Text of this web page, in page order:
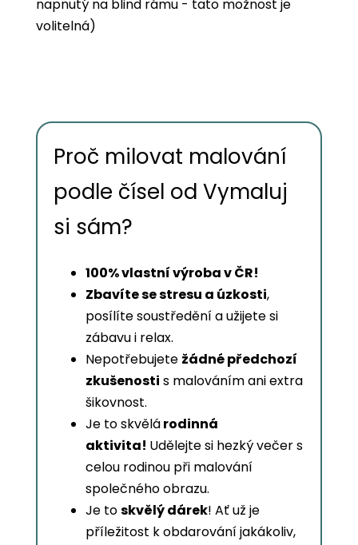
napnutý na blind rámu - tato možnost je
volitelná)
Proč milovat malování
podle čísel od Vymaluj
si sám?
100% vlastní výroba v ČR!
Zbavíte se stresu a úzkosti,
posílíte soustředění a užijete si
zábavu i relax.
Nepotřebujete žádné předchozí
zkušenosti s malováním ani extra
šikovnost.
Je to skvělárodinná
aktivita! Udělejte si hezký večer s
celou rodinou při malování
společného obrazu.
Je toskvělý dárek! Ať už je
příležitost k obdarování jakákoliv,